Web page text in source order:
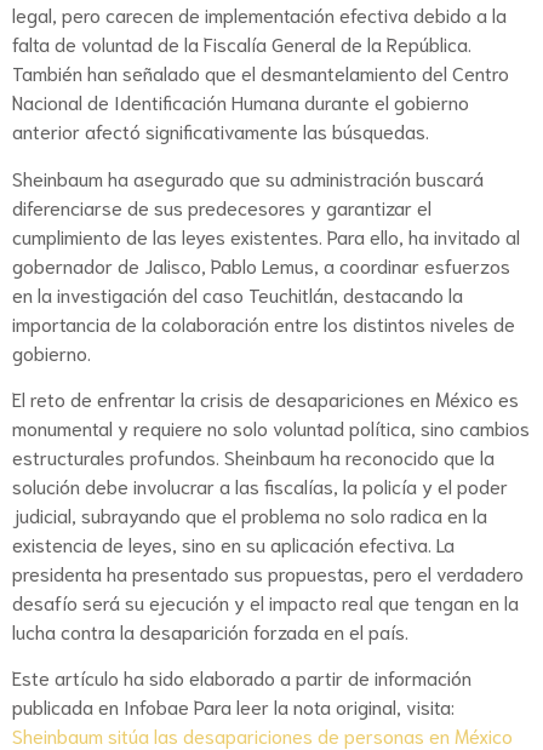
legal, pero carecen de implementación efectiva debido a la
falta de voluntad de la Fiscalía General de la República.
También han señalado que el desmantelamiento del Centro
Nacional de Identificación Humana durante el gobierno
anterior afectó significativamente las búsquedas.
Sheinbaum ha asegurado que su administración buscará
diferenciarse de sus predecesores y garantizar el
cumplimiento de las leyes existentes. Para ello, ha invitado al
gobernador de Jalisco, Pablo Lemus, a coordinar esfuerzos
en la investigación del caso Teuchitlán, destacando la
importancia de la colaboración entre los distintos niveles de
gobierno.
El reto de enfrentar la crisis de desapariciones en México es
monumental y requiere no solo voluntad política, sino cambios
estructurales profundos. Sheinbaum ha reconocido que la
solución debe involucrar a las fiscalías, la policía y el poder
judicial, subrayando que el problema no solo radica en la
existencia de leyes, sino en su aplicación efectiva. La
presidenta ha presentado sus propuestas, pero el verdadero
desafío será su ejecución y el impacto real que tengan en la
lucha contra la desaparición forzada en el país.
Este artículo ha sido elaborado a partir de información
publicada en Infobae Para leer la nota original, visita:
Sheinbaum sitúa las desapariciones de personas en México